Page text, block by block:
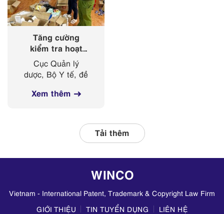
Tăng cường
kiểm tra hoạt
động kinh doanh
mỹ phẩm trên
các nền tảng
mạng xã hội
Cục Quản lý
dược, Bộ Y tế, đề
tỉnh, thành phố
liên quan, tập
trung kiểm tra
Xem thêm
Tải thêm
WINCO
Vietnam - International Patent, Trademark & Copyright Law Firm
GIỚI THIỆU
TIN TUYỂN DỤNG LIÊN HỆ